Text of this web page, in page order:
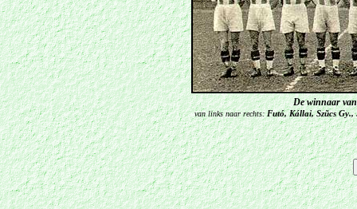
De winnaar
van links naar rechts:Futó, Kállai, Szũcs Gy.,